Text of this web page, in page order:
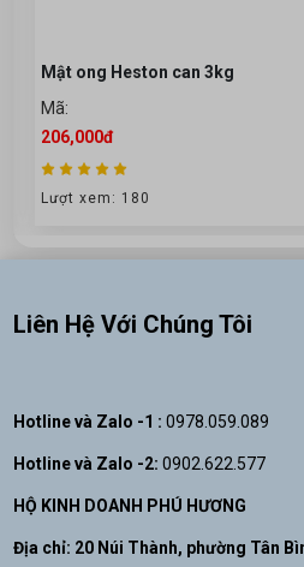
Mật ong Heston can 3kg
Mã:
206,000đ
Lượt xem: 180
Liên Hệ Với Chúng Tôi
Hotline và Zalo -1 : 0978.059.089
Hotline và Zalo -2: 0902.622.577
HỘ KINH DOANH PHÚ HƯƠNG
Địa chỉ: 20 Núi Thành, phường Tân